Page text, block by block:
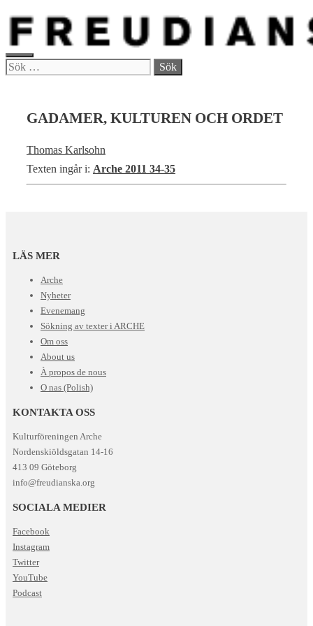
Hoppa
innehåll
MENY
Sök
GADAMER, KULTUREN OCH ORDET
Thomas Karlsohn
Texten ingår i: Arche 2011 34-35
LÄS MER
Arche
Nyheter
Evenemang
Sökning av texter i ARCHE
Om oss
About us
À propos de nous
O nas (Polish)
KONTAKTA OSS
Kulturföreningen Arche
Nordenskiöldsgatan 14-16
413 09 Göteborg
info@freudianska.org
SOCIALA MEDIER
Facebook
Instagram
Twitter
YouTube
Podcast